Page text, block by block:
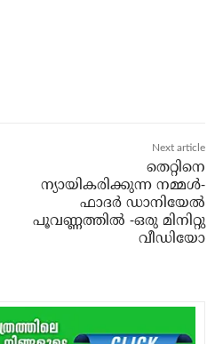
Next article
തെറ്റിനെ
ന്യായികരിക്കുന്ന നമ്മൾ-
ഫാദർ ഡാനിയേൽ
പൂവണ്ണത്തിൽ -ഒരു മിനിറ്റു
വീഡിയോ